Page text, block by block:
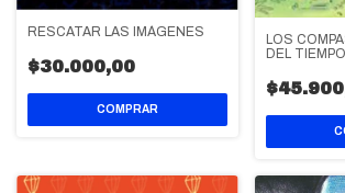
RESCATAR LAS IMÁGENES
$30.000,00
LOS
DEL TIEMPO